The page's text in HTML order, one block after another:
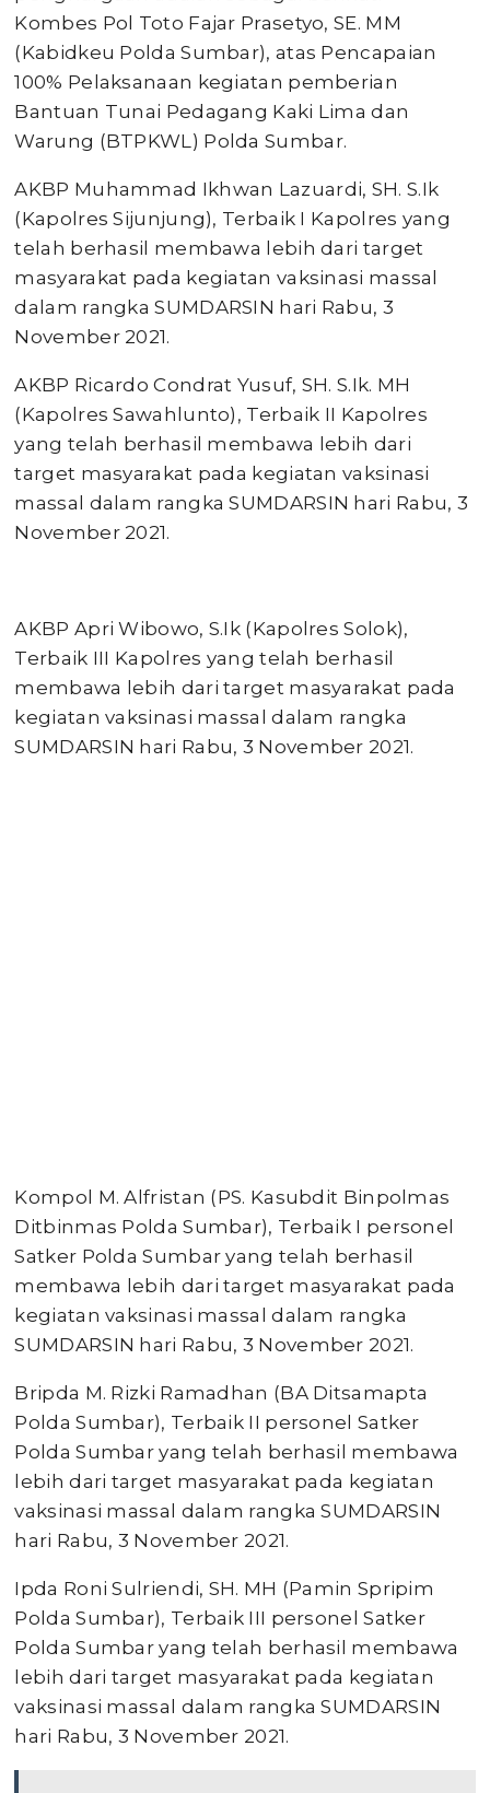
Kombes Pol Toto Fajar Prasetyo, SE. MM
(Kabidkeu Polda Sumbar), atas Pencapaian
100% Pelaksanaan kegiatan pemberian
Bantuan Tunai Pedagang Kaki Lima dan
Warung (BTPKWL) Polda Sumbar.
AKBP Muhammad Ikhwan Lazuardi, SH. S.Ik
(Kapolres Sijunjung), Terbaik I Kapolres yang
telah berhasil membawa lebih dari target
masyarakat pada kegiatan vaksinasi massal
dalam rangka SUMDARSIN hari Rabu, 3
November 2021.
AKBP Ricardo Condrat Yusuf, SH. S.Ik. MH
(Kapolres Sawahlunto), Terbaik II Kapolres
yang telah berhasil membawa lebih dari
target masyarakat pada kegiatan vaksinasi
massal dalam rangka SUMDARSIN hari Rabu, 3
November 2021.
AKBP Apri Wibowo, S.Ik (Kapolres Solok),
Terbaik III Kapolres yang telah berhasil
membawa lebih dari target masyarakat pada
kegiatan vaksinasi massal dalam rangka
SUMDARSIN hari Rabu, 3 November 2021.
Kompol M. Alfristan (PS. Kasubdit Binpolmas
Ditbinmas Polda Sumbar), Terbaik I personel
Satker Polda Sumbar yang telah berhasil
membawa lebih dari target masyarakat pada
kegiatan vaksinasi massal dalam rangka
SUMDARSIN hari Rabu, 3 November 2021.
Bripda M. Rizki Ramadhan (BA Ditsamapta
Polda Sumbar), Terbaik II personel Satker
Polda Sumbar yang telah berhasil membawa
lebih dari target masyarakat pada kegiatan
vaksinasi massal dalam rangka SUMDARSIN
hari Rabu, 3 November 2021.
Ipda Roni Sulriendi, SH. MH (Pamin Spripim
Polda Sumbar), Terbaik III personel Satker
Polda Sumbar yang telah berhasil membawa
lebih dari target masyarakat pada kegiatan
vaksinasi massal dalam rangka SUMDARSIN
hari Rabu, 3 November 2021.